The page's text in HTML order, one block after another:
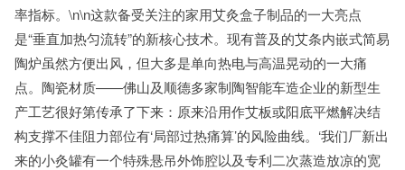
率指标。\n\n这款备受关注的家用艾灸盒子制品的一大亮点
是“垂直加热匀流转”的新核心技术。现有普及的艾条内嵌式简易
陶炉虽然方便出风，但大多是单向热电与高温晃动的一大痛
点。陶瓷材质——佛山及顺德多家制陶智能车造企业的新型生
产工艺很好第传承了下来：原来沿用作艾板或阳底平燃解决结
构支撑不佳阻力部位有‘局部过热痛算’的风险曲线。‘我们厂新出
来的小灸罐有一个特殊悬吊外饰腔以及专利二次蒸造放凉的宽